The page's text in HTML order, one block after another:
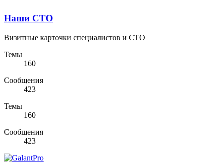
Наши СТО
Визитные карточки специалистов и СТО
Темы
160
Сообщения
423
Темы
160
Сообщения
423